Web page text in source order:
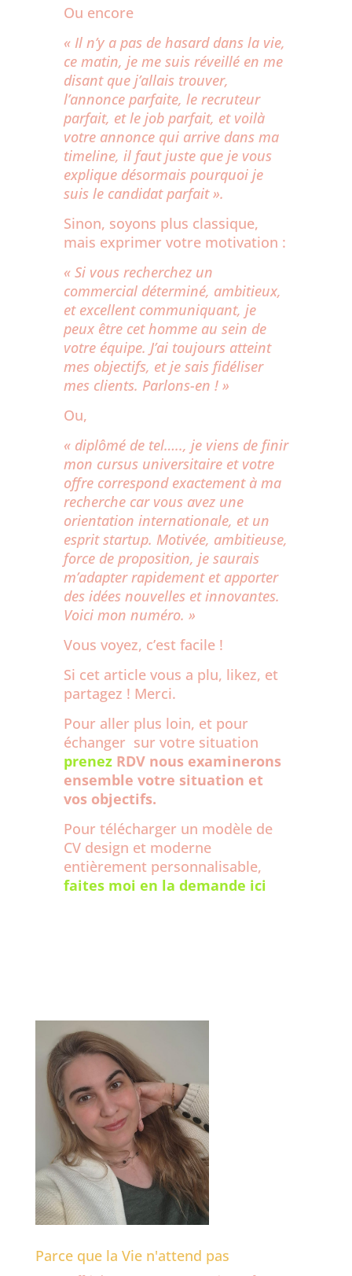
Ou encore
« Il n’y a pas de hasard dans la vie,
ce matin, je me suis réveillé en me
disant que j’allais trouver,
l’annonce parfaite, le recruteur
parfait, et le job parfait, et voilà
votre annonce qui arrive dans ma
timeline, il faut juste que je vous
explique désormais pourquoi je
suis le candidat parfait ».
Sinon, soyons plus classique,
mais exprimer votre motivation :
« Si vous recherchez un
commercial déterminé, ambitieux,
et excellent communiquant, je
peux être cet homme au sein de
votre équipe. J’ai toujours atteint
mes objectifs, et je sais fidéliser
mes clients. Parlons-en ! »
Ou,
« diplômé de tel….., je viens de finir
mon cursus universitaire et votre
offre correspond exactement à ma
recherche car vous avez une
orientation internationale, et un
esprit startup. Motivée, ambitieuse,
force de proposition, je saurais
m’adapter rapidement et apporter
des idées nouvelles et innovantes.
Voici mon numéro. »
Vous voyez, c’est facile !
Si cet article vous a plu, likez, et
partagez ! Merci.
Pour aller plus loin, et pour
échanger sur votre situation
prenezRDV nous examinerons
ensemble votre situation et
vos objectifs.
Pour télécharger un modèle de
CV design et moderne
entièrement personnalisable,
faites moi en la demande ici
Parce que la Vie n'attend pas